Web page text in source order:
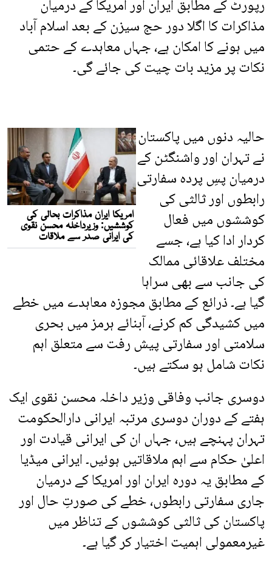
رپورٹ کے مطابق ایران اور امریکا کے درمیان
مذاکرات کا اگلا دور حج سیزن کے بعد اسلام آباد
میں ہونے کا امکان ہے، جہاں معاہدے کے حتمی
نکات پر مزید بات چیت کی جائے گی۔
حالیہ دنوں میں پاکستان
نے تہران اور واشنگٹن کے
درمیان پسِ پردہ سفارتی
رابطوں اور ثالثی کی
کوششوں میں فعال
کردار ادا کیا ہے، جسے
مختلف علاقائی ممالک
کی جانب سے بھی سراہا
گیا ہے۔ ذرائع کے مطابق مجوزہ معاہدے میں خطے
میں کشیدگی کم کرنے، آبنائے ہرمز میں بحری
سلامتی اور سفارتی پیش رفت سے متعلق اہم
نکات شامل ہو سکتے ہیں۔
دوسری جانب وفاقی وزیر داخلہ محسن نقوی ایک
ہفتے کے دوران دوسری مرتبہ ایرانی دارالحکومت
تہران پہنچے ہیں، جہاں ان کی ایرانی قیادت اور
اعلیٰ حکام سے اہم ملاقاتیں ہوئیں۔ ایرانی میڈیا
کے مطابق یہ دورہ ایران اور امریکا کے درمیان
جاری سفارتی رابطوں، خطے کی صورتِ حال اور
پاکستان کی ثالثی کوششوں کے تناظر میں
غیرمعمولی اہمیت اختیار کر گیا ہے۔